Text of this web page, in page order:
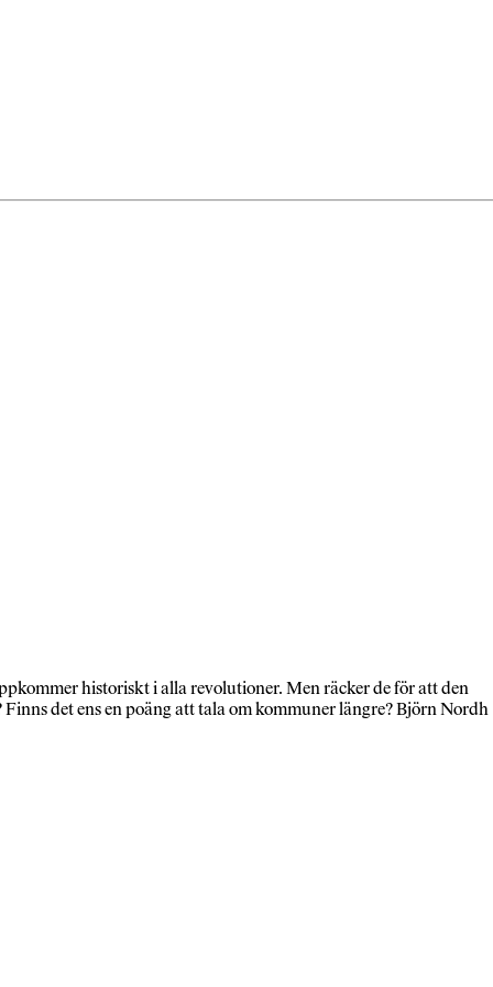
historiskt i alla revolutioner. Men räcker de för att den
det ens en poäng att tala om kommuner längre? Björn Nordh